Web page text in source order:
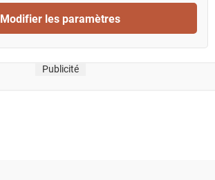
Modifier les paramètres
Publicité